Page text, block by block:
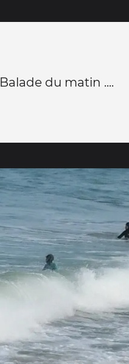
Balade du matin ....